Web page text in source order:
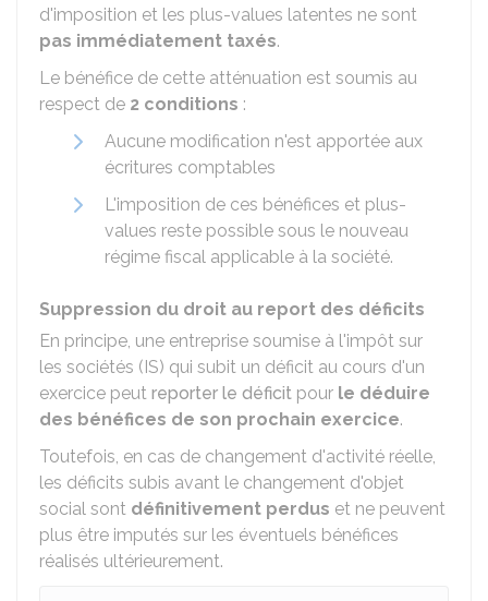
d'imposition et les plus-values latentes ne sont
pas immédiatement taxés.
Le bénéfice de cette atténuation est soumis au
respect de 2 conditions :
Aucune modification n'est apportée aux
écritures comptables
L'imposition de ces bénéfices et plus-
values reste possible sous le nouveau
régime fiscal applicable à la société.
Suppression du droit au report des déficits
En principe, une entreprise soumise à l'impôt sur
les sociétés (IS) qui subit un déficit au cours d'un
exercice peut reporter le déficit pour le déduire
des bénéfices de son prochain exercice.
Toutefois, en cas de changement d'activité réelle,
les déficits subis avant le changement d'objet
social sont définitivement perdus et ne peuvent
plus être imputés sur les éventuels bénéfices
réalisés ultérieurement.